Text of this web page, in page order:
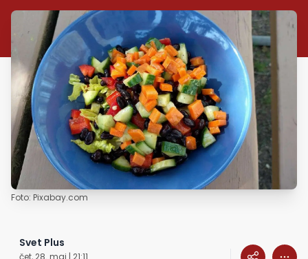
Foto: Pixabay.com
Svet Plus
čet, 28. maj | 21:11